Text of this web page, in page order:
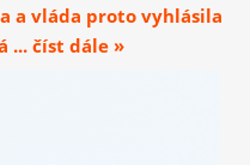
a vláda proto vyhlásila
... číst dále »